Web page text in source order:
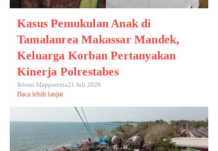
Kasus Pemukulan Anak di
Tamalanrea Makassar Mandek,
Keluarga Korban Pertanyakan
Kinerja Polrestabes
Ikhsan Mapparenta21 Juli 2026
Baca lebih lanjut